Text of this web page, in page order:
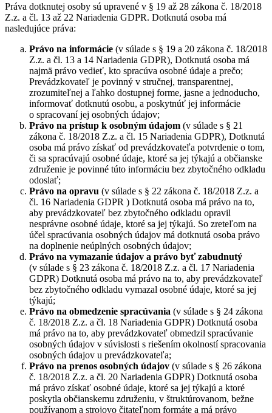
Práva dotknutej osoby sú upravené v § 19 až 28 zákona č. 18/2018
Z.z. a čl. 13 až 22 Nariadenia GDPR. Dotknutá osoba má
nasledujúce práva:
Právo na informácie (v súlade s § 19 a 20 zákona č. 18/2018
Z.z. a čl. 13 a 14 Nariadenia GDPR), Dotknutá osoba má
najmä právo vedieť, kto spracúva osobné údaje a prečo;
Prevádzkovateľ je povinný v stručnej, transparentnej,
zrozumiteľnej a ľahko dostupnej forme, jasne a jednoducho,
informovať dotknutú osobu, a poskytnúť jej informácie
o spracovaní jej osobných údajov;
Právo na prístup k osobným údajom (v súlade s § 21
zákona č. 18/2018 Z.z. a čl. 15 Nariadenia GDPR), Dotknutá
osoba má právo získať od prevádzkovateľa potvrdenie o tom,
či sa spracúvajú osobné údaje, ktoré sa jej týkajú a občianske
združenie je povinné túto informáciu bez zbytočného odkladu
odoslať;
Právo na opravu (v súlade s § 22 zákona č. 18/2018 Z.z. a
čl. 16 Nariadenia GDPR ) Dotknutá osoba má právo na to,
aby prevádzkovateľ bez zbytočného odkladu opravil
nesprávne osobné údaje, ktoré sa jej týkajú. So zreteľom na
účel spracúvania osobných údajov má dotknutá osoba právo
na doplnenie neúplných osobných údajov;
Právo na vymazanie údajov a právo byť zabudnutý
(v súlade s § 23 zákona č. 18/2018 Z.z. a čl. 17 Nariadenia
GDPR) Dotknutá osoba má právo na to, aby prevádzkovateľ
bez zbytočného odkladu vymazal osobné údaje, ktoré sa jej
týkajú;
Právo na obmedzenie spracúvania (v súlade s § 24 zákona
č. 18/2018 Z.z. a čl. 18 Nariadenia GDPR) Dotknutá osoba
má právo na to, aby prevádzkovateľ obmedzil spracúvanie
osobných údajov v súvislosti s riešením okolností spracovania
osobných údajov u prevádzkovateľa;
Právo na prenos osobných údajov (v súlade s § 26 zákona
č. 18/2018 Z.z. a čl. 20 Nariadenia GDPR) Dotknutá osoba
má právo získať osobné údaje, ktoré sa jej týkajú a ktoré
poskytla občianskemu združeniu, v štruktúrovanom, bežne
používanom a strojovo čitateľnom formáte a má právo